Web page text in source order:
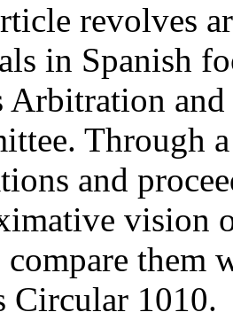
revolves
in Spanish
Arbitration
Through
and
vision
compare them
Circular 1010.